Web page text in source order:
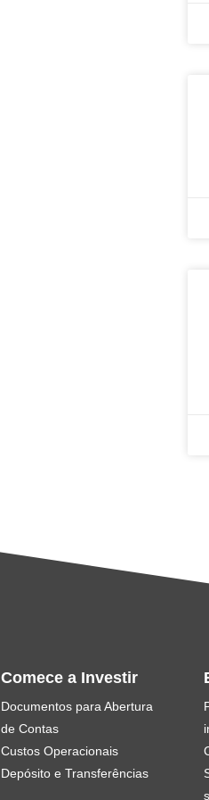
Comece a Investir
Documentos para Abertura
de Contas
Custos Operacionais
Depósito e Transferências